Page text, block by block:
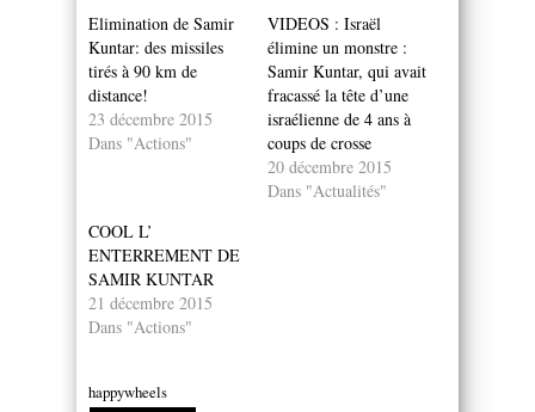
Elimination de Samir
Kuntar: des missiles
tirés à 90 km de
distance!
23 décembre 2015
Dans "Actions"
VIDEOS : Israël
élimine un monstre :
Samir Kuntar, qui avait
fracassé la tête d’une
israélienne de 4 ans à
coups de crosse
20 décembre 2015
Dans "Actualités"
COOL L’
ENTERREMENT DE
SAMIR KUNTAR
21 décembre 2015
Dans "Actions"
happywheels